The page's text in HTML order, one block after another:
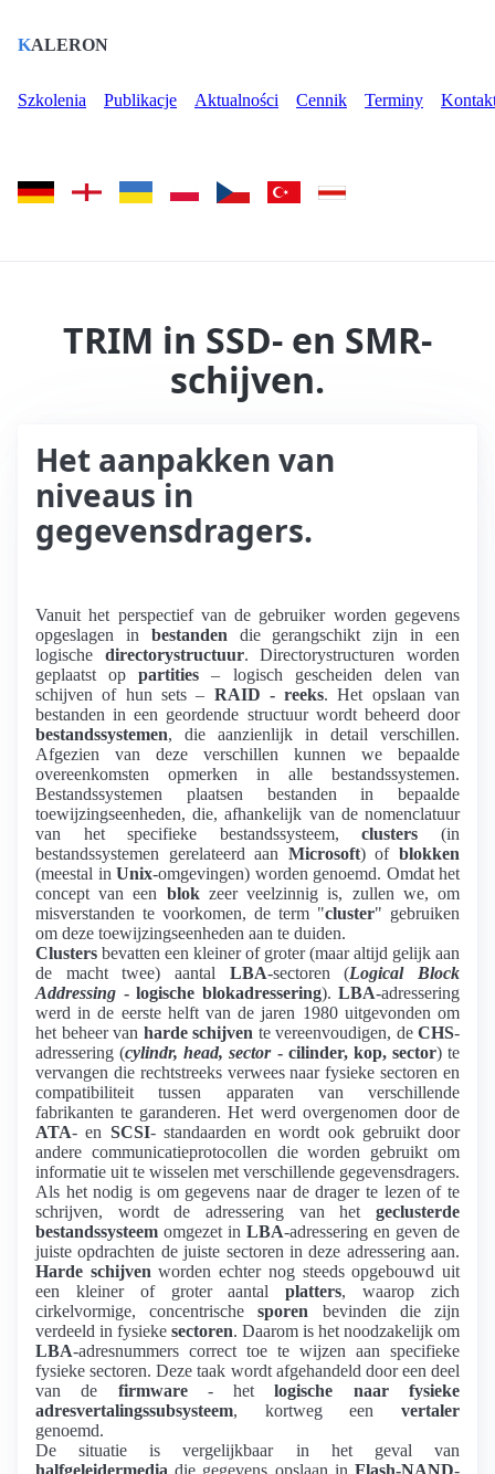
KALERON
Szkolenia Publikacje Aktualności Cennik Terminy
TRIM in SSD- en SMR-
schijven.
Het aanpakken van
niveaus in
gegevensdragers.
Vanuit het perspectief van de gebruiker worden gegevens
opgeslagen in bestanden die gerangschikt zijn in een
logische directorystructuur. Directorystructuren worden
geplaatst oppartities – logisch gescheiden delen van
schijven of hun sets – RAID - reeks. Het opslaan van
bestanden in een geordende structuur wordt beheerd door
bestandssystemen, die aanzienlijk in detail verschillen.
Afgezien van deze verschillen kunnen we bepaalde
overeenkomsten opmerken in alle bestandssystemen.
Bestandssystemen plaatsen bestanden in bepaalde
toewijzingseenheden, die, afhankelijk van de nomenclatuur
van het specifieke bestandssysteem,clusters (in
bestandssystemen gerelateerd aan Microsoft) ofblokken
(meestal in Unix-omgevingen) worden genoemd. Omdat het
concept van een blokzeer veelzinnig is, zullen we, om
misverstanden te voorkomen, de term "cluster" gebruiken
om deze toewijzingseenheden aan te duiden.
Clusters bevatten een kleiner of groter (maar altijd gelijk aan
de macht twee) aantal LBA-sectoren (Logical Block
Addressing - logische blokadressering). LBA-adressering
werd in de eerste helft van de jaren 1980 uitgevonden om
het beheer van harde schijven te vereenvoudigen, de CHS-
adressering (cylindr, head, sector- cilinder, kop, sector) te
vervangen die rechtstreeks verwees naar fysieke sectoren en
compatibiliteit tussen apparaten van verschillende
fabrikanten te garanderen. Het werd overgenomen door de
ATA- en SCSI- standaarden en wordt ook gebruikt door
andere communicatieprotocollen die worden gebruikt om
informatie uit te wisselen met verschillende gegevensdragers.
Als het nodig is om gegevens naar de drager te lezen of te
schrijven, wordt de adressering van het geclusterde
bestandssysteem omgezet in LBA-adressering en geven de
juiste opdrachten de juiste sectoren in deze adressering aan.
Harde schijven worden echter nog steeds opgebouwd uit
een kleiner of groter aantalplatters, waarop zich
cirkelvormige, concentrischesporen bevinden die zijn
verdeeld in fysieke sectoren. Daarom is het noodzakelijk om
LBA-adresnummers correct toe te wijzen aan specifieke
fysieke sectoren. Deze taak wordt afgehandeld door een deel
van de firmware- hetlogische naar fysieke
adresvertalingssubsysteem, kortweg een vertaler
genoemd.
De situatie is vergelijkbaar in het geval van
halfgeleidermedia die gegevens opslaan in Flash-NAND-